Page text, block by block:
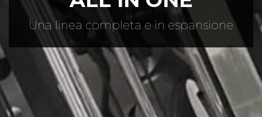
Una linea completa e in espansione